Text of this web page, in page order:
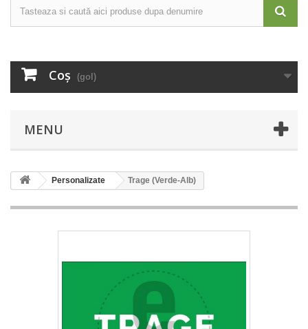
Coş (gol)
MENU
Personalizate Trage (Verde-Alb)